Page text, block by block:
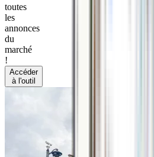
toutes
les
annonces
du
marché
!
Accéder
à l'outil